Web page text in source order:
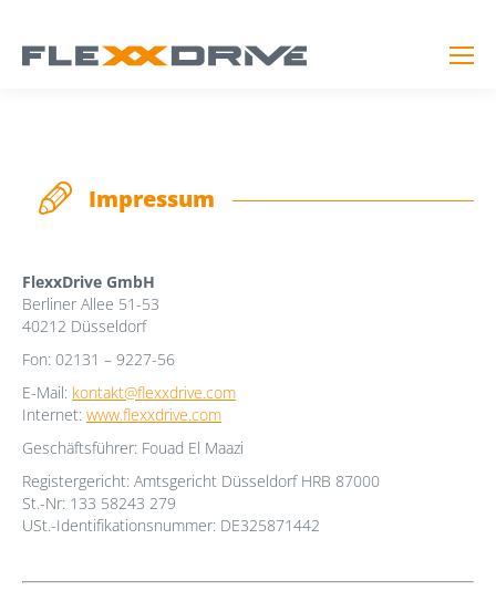
Impressum
FlexxDrive GmbH
Berliner Allee 51-53
40212 Düsseldorf
Fon: 02131 – 9227-56
E-Mail: kontakt@flexxdrive.com
Internet: www.flexxdrive.com
Geschäftsführer: Fouad El Maazi
Registergericht: Amtsgericht Düsseldorf HRB 87000
St.-Nr: 133 58243 279
USt.-Identifikationsnummer: DE325871442